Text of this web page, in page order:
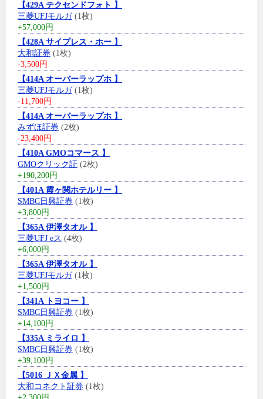
【429A テクセンドフォト 】
三菱UFJモルガ(1枚)
+57,000円
【428A サイプレス・ホー 】
大和証券 (1枚)
-3,500円
【414A オーバーラップホ 】
三菱UFJモルガ(1枚)
-11,700円
【414A オーバーラップホ 】
みずほ証券 (2枚)
-23,400円
【410A GMOコマース 】
GMOクリック証 (2枚)
+190,200円
【401A 霞ヶ関ホテルリー 】
SMBC日興証券 (1枚)
+3,800円
【365A 伊澤タオル 】
三菱UFJ eス (4枚)
+6,000円
【365A 伊澤タオル 】
三菱UFJモルガ(1枚)
+1,500円
【341A トヨコー 】
SMBC日興証券 (1枚)
+14,100円
【335A ミライロ 】
SMBC日興証券 (1枚)
+39,100円
【5016 ＪＸ金属 】
大和コネクト証券 (1枚)